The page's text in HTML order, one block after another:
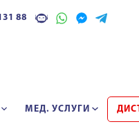
88
МЕД. УСЛУГИ